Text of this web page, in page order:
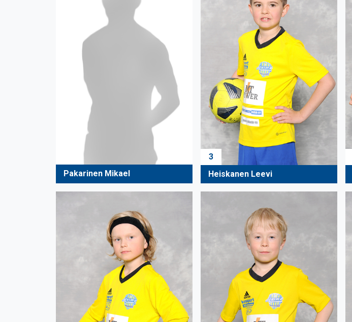
Pakarinen Mikael
3
Heiskanen Leevi